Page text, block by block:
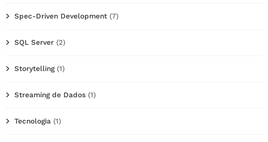
Spec-Driven Development (7)
SQL Server (2)
Storytelling(1)
Streaming de Dados (1)
Tecnologia (1)